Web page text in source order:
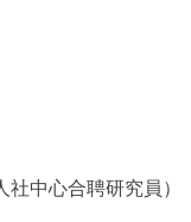
中心合聘研究員）